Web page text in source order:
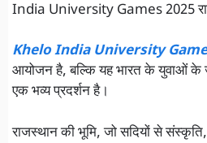
India University Games 2025
Khelo India University
आयोजन है, बल्कि यह भारत के युवाओं के
एक भव्य प्रदर्शन है।
राजस्थान की भूमि, जो सदियों से